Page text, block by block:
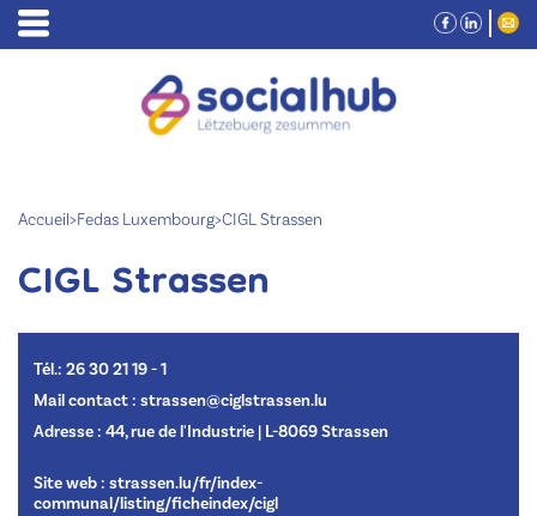
Accueil>Fedas Luxembourg>CIGL Strassen
CIGL Strassen
Tél.: 26 30 21 19 - 1
Mail contact : strassen@ciglstrassen.lu
Adresse : 44, rue de l'Industrie | L-8069 Strassen
Site web : strassen.lu/fr/index-
communal/listing/ficheindex/cigl